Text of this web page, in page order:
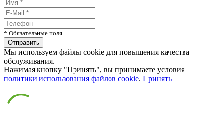
* Обязательные поля
Мы используем файлы cookie для повышения качества
обслуживания.
Нажимая кнопку "Принять", вы принимаете условия
политики использования файлов cookie. Принять